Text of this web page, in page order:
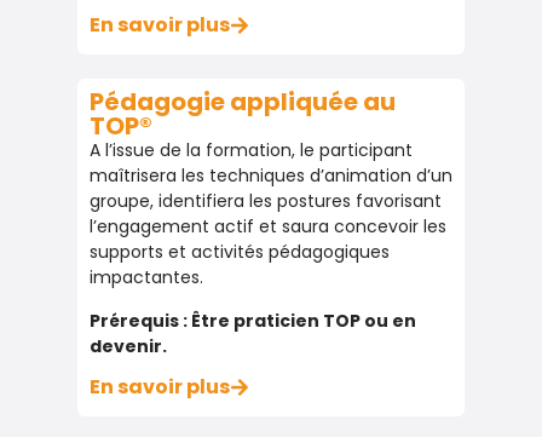
En savoir plus
Pédagogie appliquée au
TOP®
A l’issue de la formation, le participant
maîtrisera les techniques d’animation d’un
groupe, identifiera les postures favorisant
l’engagement actif et saura concevoir les
supports et activités pédagogiques
impactantes.
Prérequis : Être praticien TOP ou en
devenir.
En savoir plus
Pédagogie appliquée au
TOP®
A l’issue de la formation, le participant
maîtrisera les techniques d’animation d’un
groupe, identifier les postures favorisant
l’engagement actif, concevoir supports et
activités pédagogiques impactantes.
Prérequis : Être praticien TOP ou en
devenir.